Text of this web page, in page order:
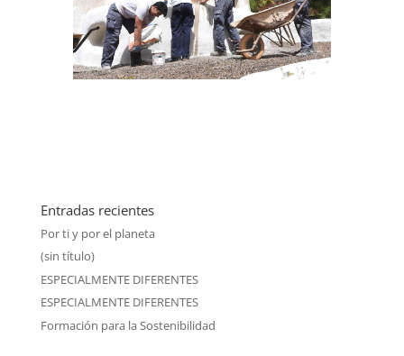
Entradas recientes
Por ti y por el planeta
(sin título)
ESPECIALMENTE DIFERENTES
ESPECIALMENTE DIFERENTES
Formación para la Sostenibilidad